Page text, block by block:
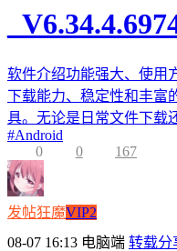
软件介绍功能强大、使用
下载能力、稳定性和丰富
具。无论是日常文件下载
#Android
0
0 167
发帖狂魔VIP2
08-07 16:13 电脑端 转载分